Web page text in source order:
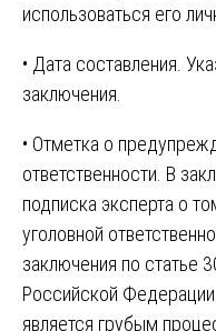
использоваться его
• Дата составления.
заключения.
• Отметка о
ответственности. В
подписка эксперта о
уголовной
заключения по статье
Российской
является грубым